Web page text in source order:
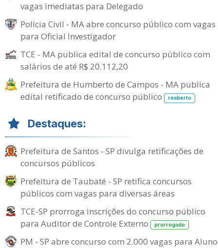
vagas imediatas para Delegado
Polícia Civil - MA abre concurso público com vagas
para Oficial Investigador
TCE - MA publica edital de concurso público com
salários de até R$ 20.112,20
Prefeitura de Humberto de Campos - MA publica
edital retificado de concurso público
reaberto
Destaques:
Prefeitura de Santos - SP divulga retificações de
concursos públicos
Prefeitura de Taubaté - SP retifica concursos
públicos com vagas para diversas áreas
TCE-SP prorroga inscrições do concurso público
para Auditor de Controle Externo
prorrogado
PM - SP abre concurso com 2.000 vagas para